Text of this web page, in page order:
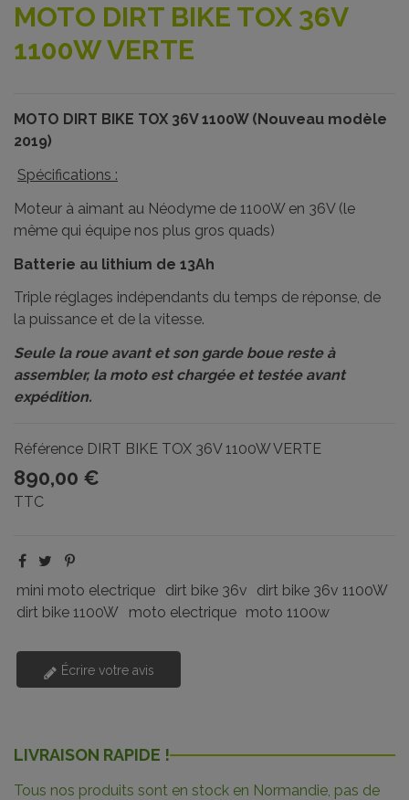
MOTO DIRT BIKE TOX 36V
1100W VERTE
MOTO DIRT BIKE TOX 36V 1100W (Nouveau modèle
2019)
Spécifications :
Moteur à aimant au Néodyme de 1100W en 36V (le
même qui équipe nos plus gros quads)
Batterie au lithium de 13Ah
Triple réglages indépendants du temps de réponse, de
la puissance et de la vitesse.
Seule la roue avant et son garde boue reste à
assembler, la moto est chargée et testée avant
expédition.
Référence DIRT BIKE TOX 36V 1100W VERTE
890,00 €
TTC
mini moto electrique dirt bike 36v
dirt bike 36v 1100W
dirt bike 1100W
moto electrique moto 1100w
Écrire votre avis
LIVRAISON RAPIDE !
Tous nos produits sont en stock en Normandie, pas de